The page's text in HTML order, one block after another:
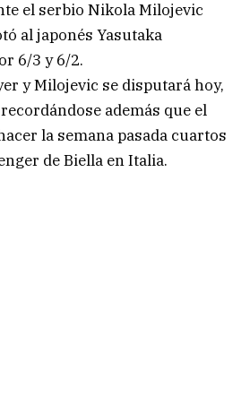
el serbio Nikola Milojevic
al japonés Yasutaka
6/3 y 6/2.
y Milojevic se disputará hoy,
además que el
la semana pasada cuartos
de Biella en Italia.